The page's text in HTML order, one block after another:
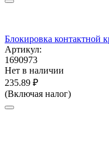
Блокировка контактной
Артикул:
1690973
Нет в наличии
235.89 ₽
(Включая налог)